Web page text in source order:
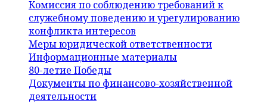
Комиссия по соблюдению требований к
служебному поведению и урегулированию
конфликта интересов
Меры юридической ответственности
Информационные материалы
80-летие Победы
Документы по финансово-хозяйственной
деятельности